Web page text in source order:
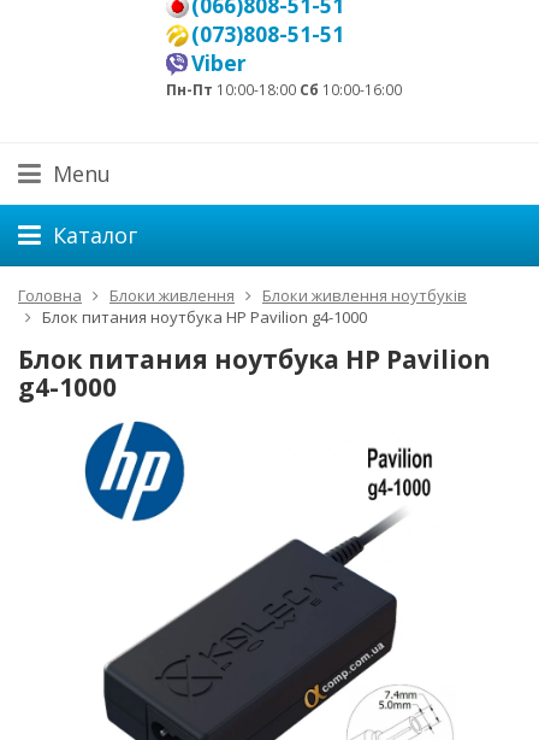
(073)808-51-51
Viber
Пн-Пт 10:00-18:00 Сб 10:00-16:00
Menu
Каталог
Головна Блоки живлення
Блоки живлення ноутбуків
Блок питания ноутбука HP Pavilion g4-1000
Блок питания ноутбука HP Pavilion
g4-1000